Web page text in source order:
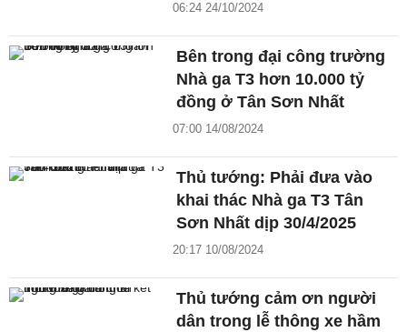
06:24 24/10/2024
Bên trong đại công trường
Nhà ga T3 hơn 10.000 tỷ
đồng ở Tân Sơn Nhất
07:00 14/08/2024
Thủ tướng: Phải đưa vào
khai thác Nhà ga T3 Tân
Sơn Nhất dịp 30/4/2025
20:17 10/08/2024
Thủ tướng cảm ơn người
dân trong lễ thông xe hầm